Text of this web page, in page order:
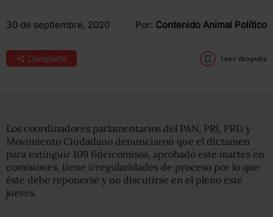
30 de septiembre, 2020 Por: Contenido Animal Político
Compartir Leer después
Los coordinadores parlamentarios del PAN, PRI, PRD y
Movimiento Ciudadano denunciaron que el dictamen
para extinguir 109 fideicomisos, aprobado este martes en
comisiones, tiene irregularidades de proceso por lo que
éste debe reponerse y no discutirse en el pleno este
jueves.